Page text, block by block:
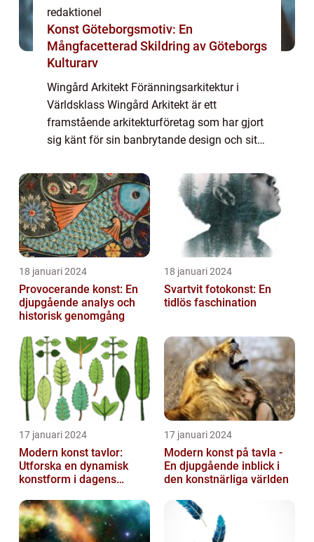
redaktionel
Konst Göteborgsmotiv: En
Mångfacetterad Skildring av Göteborgs
Kulturarv
Wingård Arkitekt Föränningsarkitektur i
Världsklass Wingård Arkitekt är ett
framstående arkitekturföretag som har gjort
sig känt för sin banbrytande design och sitt
sträcker sig över flera decennier har Wingård
Ar...
18 januari 2024
Provocerande konst: En
djupgående analys och
historisk genomgång
18 januari 2024
Svartvit fotokonst: En
tidlös faschination
17 januari 2024
Modern konst tavlor:
Utforska en dynamisk
konstform i dagens
17 januari 2024
Modern konst på tavla -
En djupgående inblick i
den konstnärliga världen